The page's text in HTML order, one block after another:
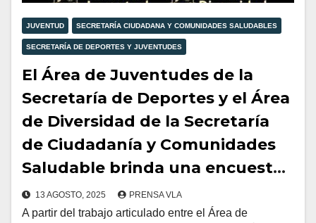
JUVENTUD SECRETARÍA CIUDADANA Y COMUNIDADES SALUDABLES
SECRETARÍA DE DEPORTES Y JUVENTUDES
El Área de Juventudes de la
Secretaría de Deportes y el Área
de Diversidad de la Secretaría
de Ciudadanía y Comunidades
Saludable brinda una encuesta
para todos los jóvenes de la
localidad para conocer sus
13 AGOSTO, 2025 PRENSA VLA
A partir del trabajo articulado entre el Área de